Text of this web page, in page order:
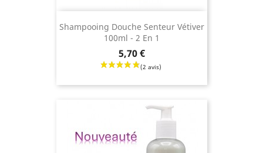
Shampooing Douche Senteur Vétiver
100ml - 2 En 1
5,70 €